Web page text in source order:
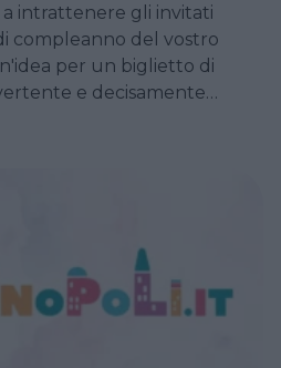
a intrattenere gli invitati
compleanno del vostro
per un biglietto di
e decisamente